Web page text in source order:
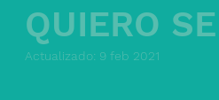
QUIERO
Actualizado: 9 feb 2021